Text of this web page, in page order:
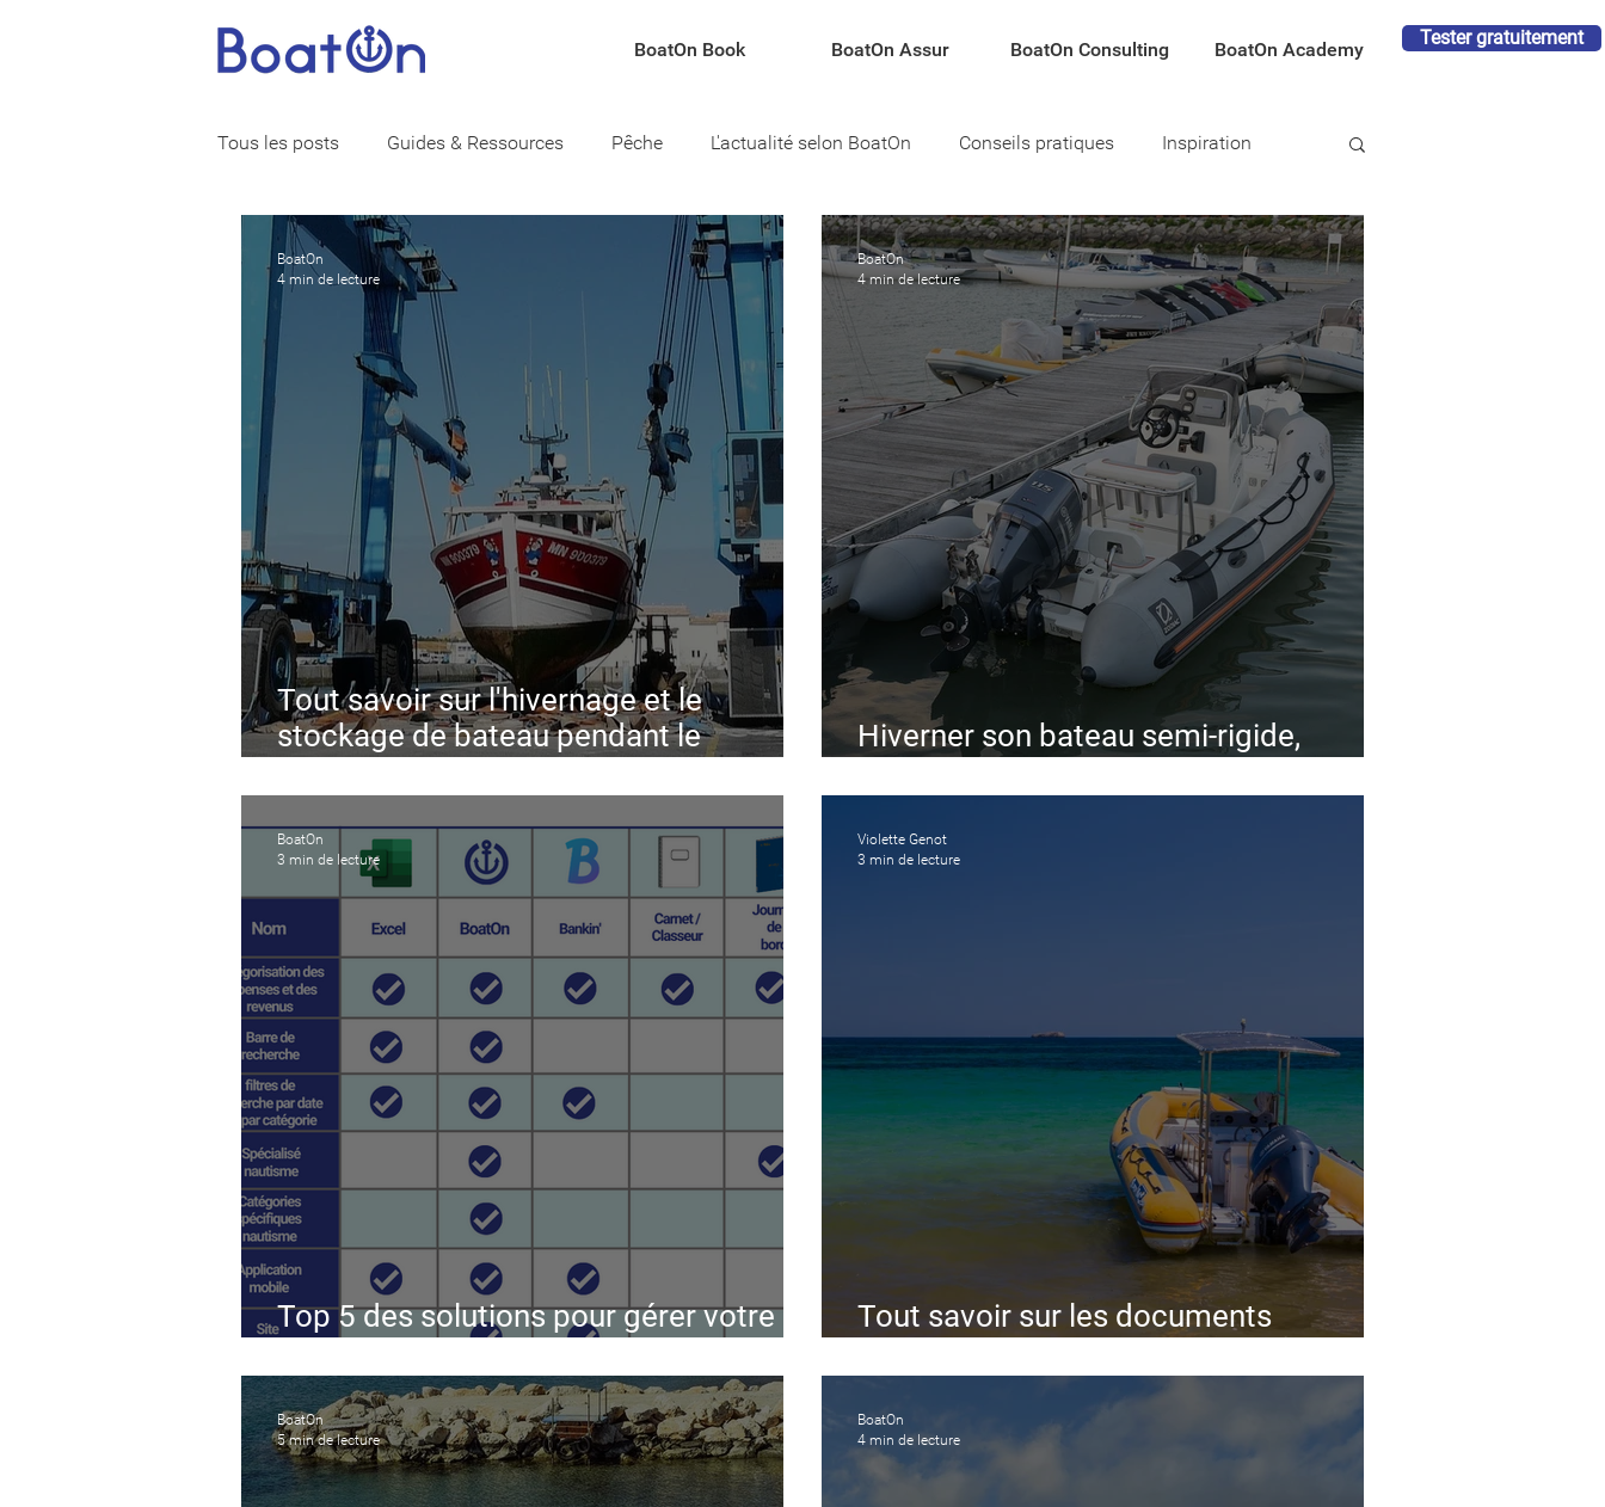
BoatOn Book BoatOn Assur BoatOn Consulting BoatOn Academy
Tester gratuitement
Tous les posts Guides & Ressources Pêche L'actualité selon BoatOn Conseils pratiques Inspiration
Vie de marin Assurance bateau
Tout savoir sur l'hivernage et le
stockage de bateau pendant le
BoatOn
4 min de lecture
Hiverner son bateau semi-rigide,
BoatOn
4 min de lecture
Top 5 des solutions pour gérer votre
BoatOn
3 min de lecture
Tout savoir sur les documents
Violette Genot
3 min de lecture
BoatOn
5 min de lecture
BoatOn
4 min de lecture